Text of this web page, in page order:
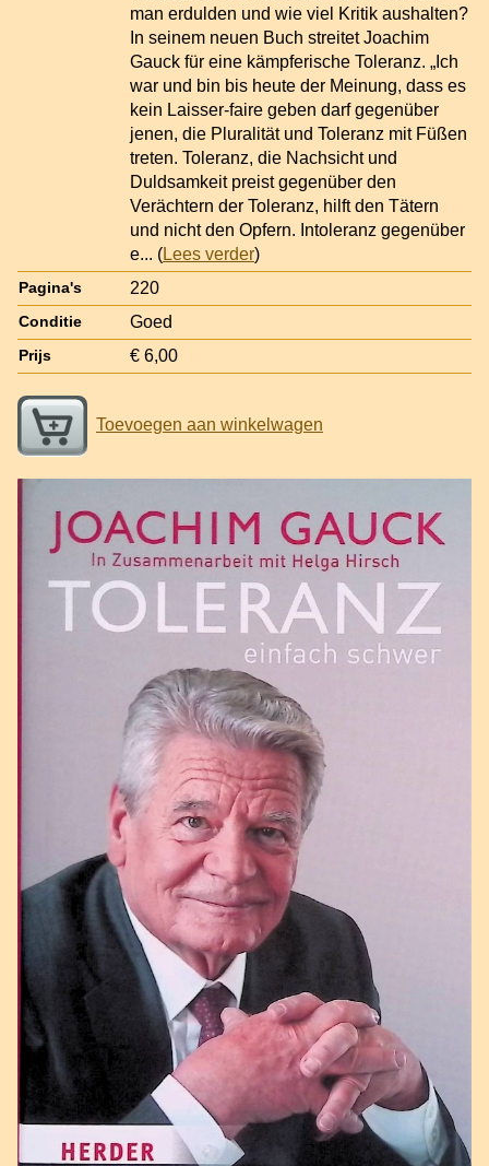
man erdulden und wie viel Kritik aushalten?
In seinem neuen Buch streitet Joachim
Gauck für eine kämpferische Toleranz. „Ich
war und bin bis heute der Meinung, dass es
kein Laisser-faire geben darf gegenüber
jenen, die Pluralität und Toleranz mit Füßen
treten. Toleranz, die Nachsicht und
Duldsamkeit preist gegenüber den
Verächtern der Toleranz, hilft den Tätern
und nicht den Opfern. Intoleranz gegenüber
e... (Lees verder)
Pagina's 220
Conditie Goed
Prijs € 6,00
Toevoegen aan winkelwagen